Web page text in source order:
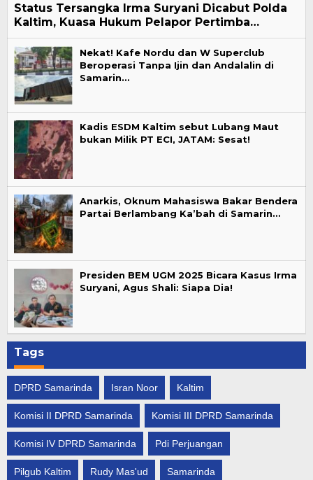
Status Tersangka Irma Suryani Dicabut Polda
Kaltim, Kuasa Hukum Pelapor Pertimba…
Nekat! Kafe Nordu dan W Superclub
Beroperasi Tanpa Ijin dan Andalalin di
Samarin…
Kadis ESDM Kaltim sebut Lubang Maut
bukan Milik PT ECI, JATAM: Sesat!
Anarkis, Oknum Mahasiswa Bakar Bendera
Partai Berlambang Ka’bah di Samarin…
Presiden BEM UGM 2025 Bicara Kasus Irma
Suryani, Agus Shali: Siapa Dia!
Tags
DPRD Samarinda Isran Noor Kaltim
Komisi II DPRD Samarinda Komisi III DPRD Samarinda
Komisi IV DPRD Samarinda Pdi Perjuangan
Pilgub Kaltim Rudy Mas'ud Samarinda